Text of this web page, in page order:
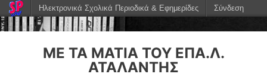
ΜΕ ΤΑ ΜΆΤΙΑ ΤΟΥ ΕΠΑ.Λ.
ΑΤΑΛΆΝΤΗΣ
Ηλεκτρονικά Σχολικά Περιοδικά & Εφημερίδες Σύνδεση